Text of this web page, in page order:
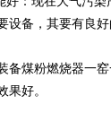
设备，其要有良好
煤粉燃烧器一窑
果好。